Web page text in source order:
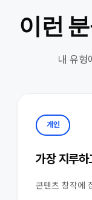
이런
내 유형
개인
가장 지루
콘텐츠 창작에